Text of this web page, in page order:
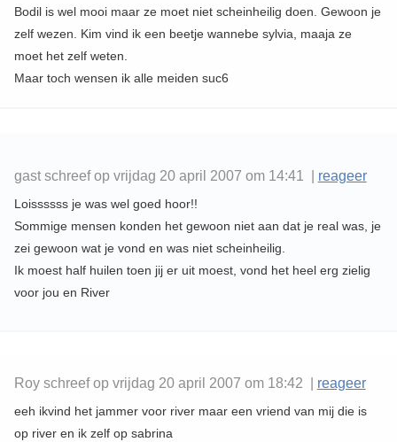
Bodil is wel mooi maar ze moet niet scheinheilig doen. Gewoon je
zelf wezen. Kim vind ik een beetje wannebe sylvia, maaja ze
moet het zelf weten.
Maar toch wensen ik alle meiden suc6
gast schreef op vrijdag 20 april 2007 om 14:41 | reageer
Loissssss je was wel goed hoor!!
Sommige mensen konden het gewoon niet aan dat je real was, je
zei gewoon wat je vond en was niet scheinheilig.
Ik moest half huilen toen jij er uit moest, vond het heel erg zielig
voor jou en River
Roy schreef op vrijdag 20 april 2007 om 18:42 | reageer
eeh ikvind het jammer voor river maar een vriend van mij die is
op river en ik zelf op sabrina